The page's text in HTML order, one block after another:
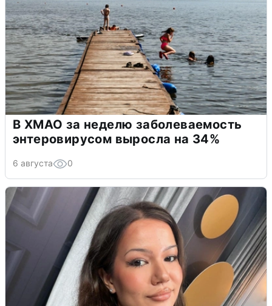
В ХМАО за неделю заболеваемость
энтеровирусом выросла на 34%
6 августа 0